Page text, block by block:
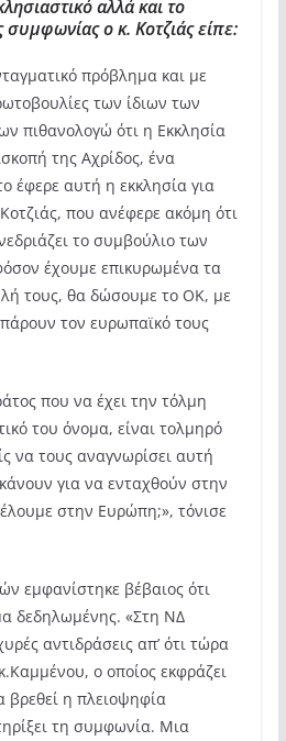
αλλά και το
ο κ. Κοτζιάς είπε:
πρόβλημα και με
των ίδιων των
πιθανολογώ ότι η Εκκλησία
της Αχρίδος, ένα
έφερε αυτή η εκκλησία για
που ανέφερε ακόμη ότι
το συμβούλιο των
έχουμε επικυρωμένα τα
τους, θα δώσουμε το ΟΚ, με
τον ευρωπαϊκό τους
που να έχει την τόλμη
του όνομα, είναι τολμηρό
να τους αναγνωρίσει αυτή
για να ενταχθούν στην
στην Ευρώπη;», τόνισε
εμφανίστηκε βέβαιος ότι
δεδηλωμένης. «Στη ΝΔ
αντιδράσεις απ’ ότι τώρα
ο οποίος εκφράζει
βρεθεί η πλειοψηφία
τη συμφωνία. Μια